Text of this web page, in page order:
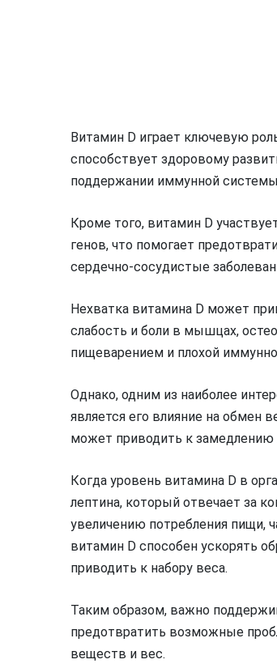
Витамин D играет ключевую
способствует здоровому
поддержании иммунной
Кроме того, витамин D
генов, что помогает
сердечно-сосудистые
Нехватка витамина D может
слабость и боли в мышцах,
пищеварением и плохой
Однако, одним из наиболее
является его влияние на обмен
может приводить к замедлению
Когда уровень витамина D в
лептина, который отвечает за
увеличению потребления пищи,
витамин D способен ускорять
приводить к набору веса.
Таким образом, важно
предотвратить возможные
веществ и вес.